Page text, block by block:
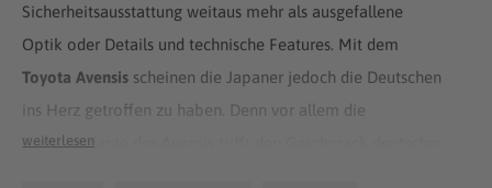
Sicherheitsausstattung weitaus mehr als ausgefallene
Optik oder Details und technische Features. Mit dem
Toyota Avensis scheinen die Japaner jedoch die Deutschen
ins Herz getroffen zu haben. Denn vor allem die
Kombivariante des Avensis trifft den Geschmack deutscher
weiterlesen